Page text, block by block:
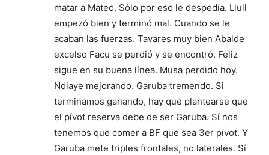
matar a Mateo. Sólo por eso le despedía. Llull
empezó bien y terminó mal. Cuando se le
acaban las fuerzas. Tavares muy bien Abalde
excelso Facu se perdió y se encontró. Feliz
sigue en su buena línea. Musa perdido hoy.
Ndiaye mejorando. Garuba tremendo. Si
terminamos ganando, hay que plantearse que
el pívot reserva debe de ser Garuba. Sí nos
tenemos que comer a BF que sea 3er pívot. Y
Garuba mete triples frontales, no laterales. Sí